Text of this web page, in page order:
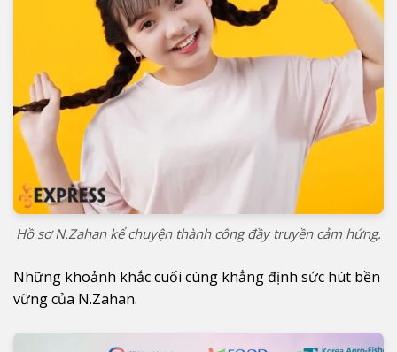
Hồ sơ N.Zahan kể chuyện thành công đầy truyền cảm hứng.
Những khoảnh khắc cuối cùng khẳng định sức hút bền
vững của N.Zahan.